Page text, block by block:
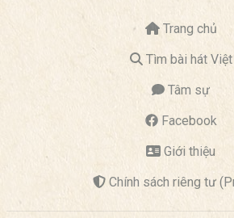
Trang chủ
Tìm bài hát Việt
Tâm sự
Facebook
Giới thiệu
Chính sách riêng tư